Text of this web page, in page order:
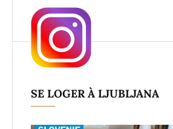
SE LOGER À LJUBLJANA